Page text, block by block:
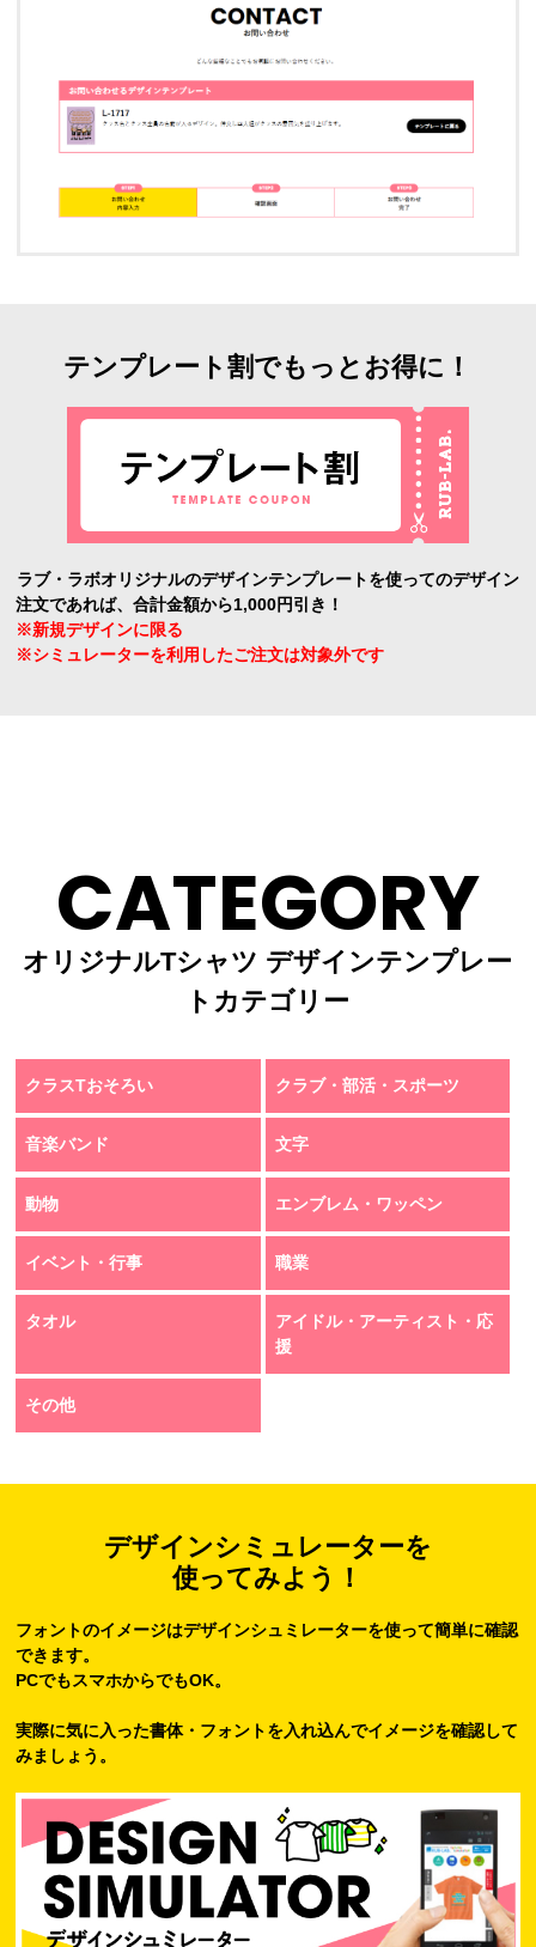
テンプレート割でもっとお得に！
ラブ・ラボオリジナルのデザインテンプレートを使ってのデザイン
注文であれば、合計金額から1,000円引き！
※新規デザインに限る
※シミュレーターを利用したご注文は対象外です
CATEGORY
オリジナルTシャツ デザインテンプレー
トカテゴリー
クラスTおそろい クラブ・部活・スポーツ
音楽バンド 文字
動物 エンブレム・ワッペン
イベント・行事 職業
タオル
アイドル・アーティスト・応
援
その他
デザインシミュレーターを
使ってみよう！
フォントのイメージはデザインシュミレーターを使って簡単に確認
できます。
PCでもスマホからでもOK。
実際に気に入った書体・フォントを入れ込んでイメージを確認して
みましょう。